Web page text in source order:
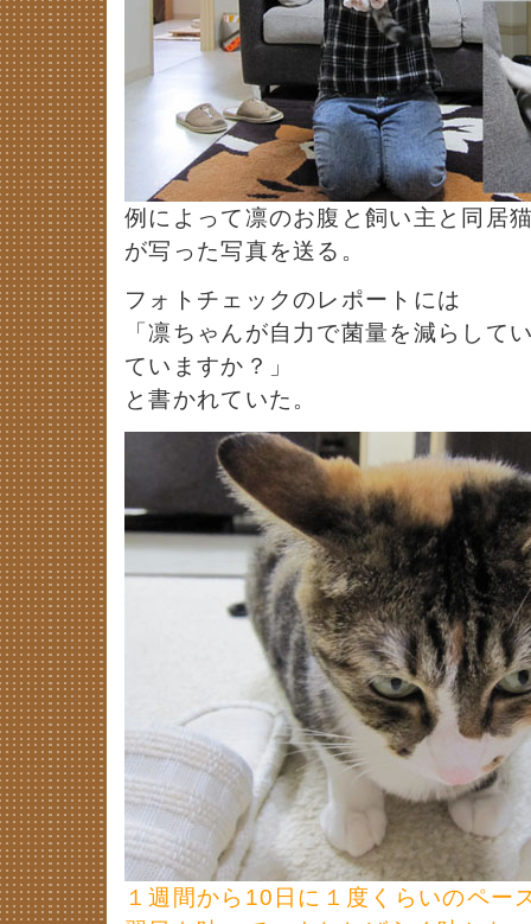
例によって凛のお腹と飼い主と同居
が写った写真を送る。
フォトチェックのレポートには
「凛ちゃんが自力で菌量を減らして
ていますか？」
と書かれていた。
１週間から10日に１度くらいのペー